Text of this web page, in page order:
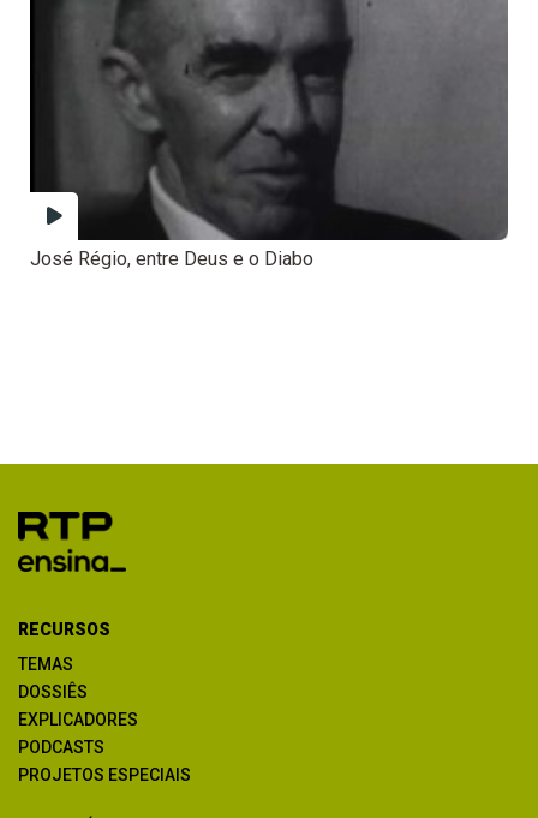
José Régio, entre Deus e o Diabo
RECURSOS
TEMAS
DOSSIÊS
EXPLICADORES
PODCASTS
PROJETOS ESPECIAIS